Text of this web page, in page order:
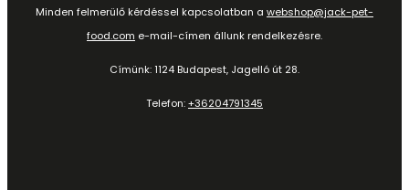
Minden felmerülő kérdéssel kapcsolatban a webshop@jack-pet-
food.com e-mail-címen állunk rendelkezésre.
Címünk: 1124 Budapest, Jagelló út 28.
Telefon:+36204791345